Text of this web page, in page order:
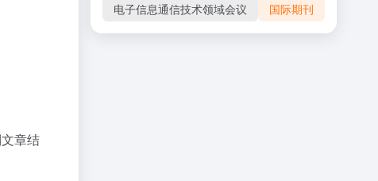
章结
电子信息通信技术领域会议
国际期刊